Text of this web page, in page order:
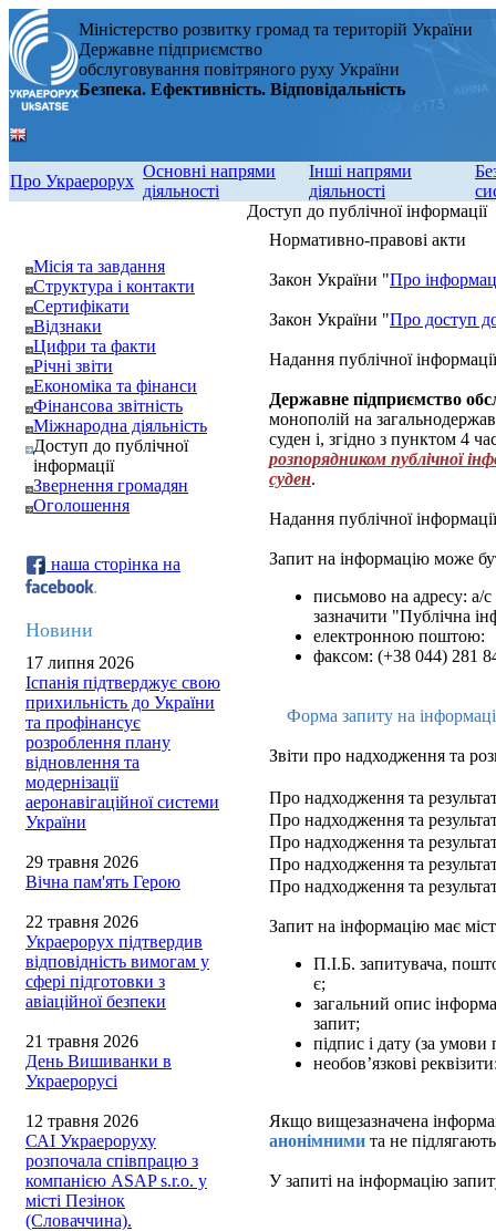
Міністерство розвитку громад та територій України
Державне підприємство
обслуговування повітряного руху України
Безпека. Ефективність. Відповідальність
Про Украерорух
Основні напрями
діяльності
Інші напрями
діяльності
Місія та завдання
Структура і контакти
Сертифікати
Відзнаки
Цифри та факти
Річні звіти
Економіка та фінанси
Фінансова звітність
Міжнародна діяльність
Доступ до публічної
інформації
Звернення громадян
Оголошення
наша сторінка на
Новини
17 липня 2026
Іспанія підтверджує свою
прихильність до України
та профінансує
розроблення плану
відновлення та
модернізації
аеронавігаційної системи
України
29 травня 2026
Вічна пам'ять Герою
22 травня 2026
Украерорух підтвердив
відповідність вимогам у
сфері підготовки з
авіаційної безпеки
21 травня 2026
День Вишиванки в
Украерорусі
12 травня 2026
САІ Украероруху
розпочала співпрацю з
компанією ASAP s.r.o. у
місті Пезінок
(Словаччина).
Доступ до публічної інформації
Нормативно-правові акти
Закон України "Про
Закон України "Про доступ
Надання публічної інформації
Державне підприємство
монополій на
суден і, згідно з пунктом 4
розпорядником публічної
суден.
Надання публічної
Запит на інформацію може
письмово на адресу: а/
зазначити "Публічна
електронною поштою:
факсом: (+38 044) 281
Форма запиту на
Звіти про надходження та
Про надходження та
Про надходження та
Про надходження та
Про надходження та
Про надходження та
Запит на інформацію має
П.І.Б. запитувача,
є;
загальний опис
запит;
підпис і дату (за
необов’язкові
Якщо вищезазначена
анонімними та не
У запиті на інформацію